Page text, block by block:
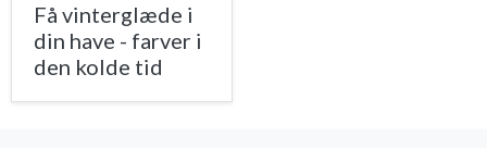
Få vinterglæde i
din have - farver i
den kolde tid